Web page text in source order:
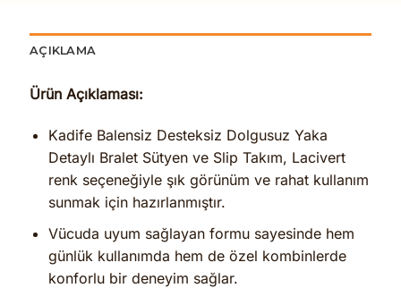
AÇIKLAMA
Ürün Açıklaması:
Kadife Balensiz Desteksiz Dolgusuz Yaka
Detaylı Bralet Sütyen ve Slip Takım, Lacivert
renk seçeneğiyle şık görünüm ve rahat kullanım
sunmak için hazırlanmıştır.
Vücuda uyum sağlayan formu sayesinde hem
günlük kullanımda hem de özel kombinlerde
konforlu bir deneyim sağlar.